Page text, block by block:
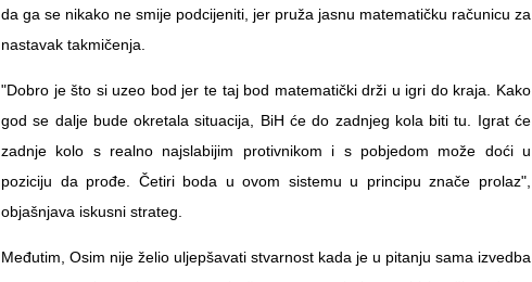
da ga se nikako ne smije podcijeniti, jer pruža jasnu matematičku računicu za
nastavak takmičenja.
"Dobro je što si uzeo bod jer te taj bod matematički drži u igri do kraja. Kako
god se dalje bude okretala situacija, BiH će do zadnjeg kola biti tu. Igrat će
zadnje kolo s realno najslabijim protivnikom i s pobjedom može doći u
poziciju da prođe. Četiri boda u ovom sistemu u principu znače prolaz",
objašnjava iskusni strateg.
Međutim, Osim nije želio uljepšavati stvarnost kada je u pitanju sama izvedba